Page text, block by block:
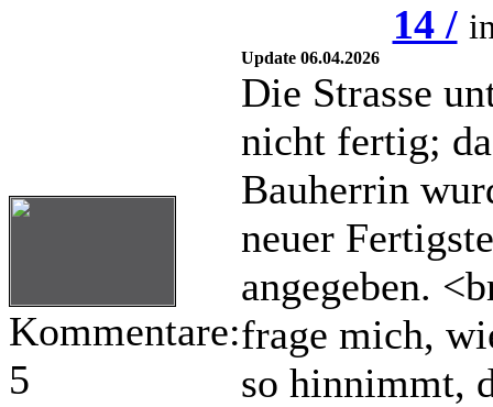
14 /
Kommentare:
5
Update 06.04.2026
Die Strasse
nicht fertig;
Bauherrin
neuer
angegeben.
frage mich,
so hinnimmt,